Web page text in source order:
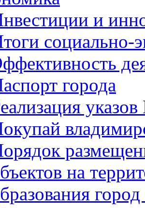
и
социально-
города
на